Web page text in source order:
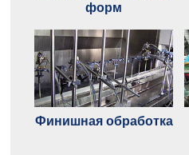
форм
Финишная обработка